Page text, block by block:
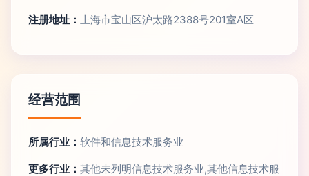
注册地址： 上海市宝山区沪太路2388号201室A区
经营范围
所属行业： 软件和信息技术服务业
更多行业： 其他未列明信息技术服务业,其他信息技术服